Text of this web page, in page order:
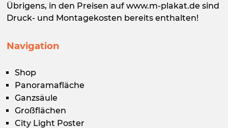
Übrigens, in den Preisen auf www.m-plakat.de sind
Druck- und Montagekosten bereits enthalten!
Navigation
Shop
Panoramafläche
Ganzsäule
Großflächen
City Light Poster